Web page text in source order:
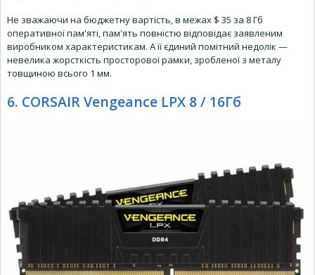
Не зважаючи на бюджетну вартість, в межах $ 35 за 8 Гб
оперативної пам'яті, пам'ять повністю відповідає заявленим
виробником характеристикам. А її єдиний помітний недолік —
невелика жорсткість просторової рамки, зробленої з металу
товщиною всього 1 мм.
6. CORSAIR Vengeance LPX 8 / 16Гб